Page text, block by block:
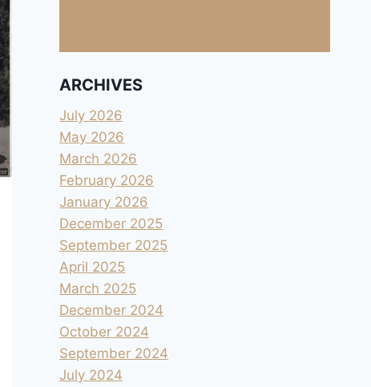
ARCHIVES
July 2026
May 2026
March 2026
February 2026
January 2026
December 2025
September 2025
April 2025
March 2025
December 2024
October 2024
September 2024
July 2024